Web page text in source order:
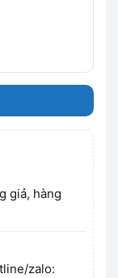
giả, hàng
zalo: